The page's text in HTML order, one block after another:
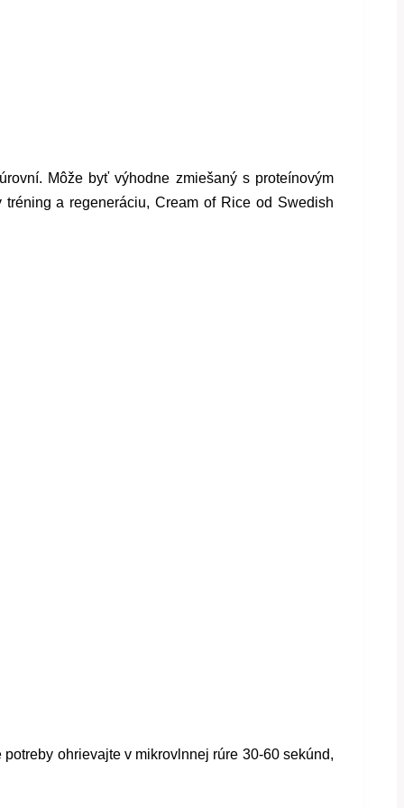
Môže byť výhodne zmiešaný s proteínovým
a regeneráciu, Cream of Rice od Swedish
ohrievajte v mikrovlnnej rúre 30-60 sekúnd,